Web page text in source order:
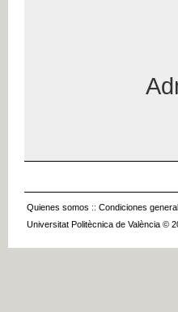
Quienes somos :: Condiciones
Universitat Politècnica de València ©